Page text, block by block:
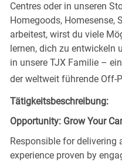
Centres oder in unseren
Homegoods, Homesense,
arbeitest, wirst du viele
lernen, dich zu entwickeln
in unsere TJX Familie –
der weltweit führende Off-
Tätigkeitsbeschreibung:
Opportunity: Grow Your
Responsible for
experience proven by